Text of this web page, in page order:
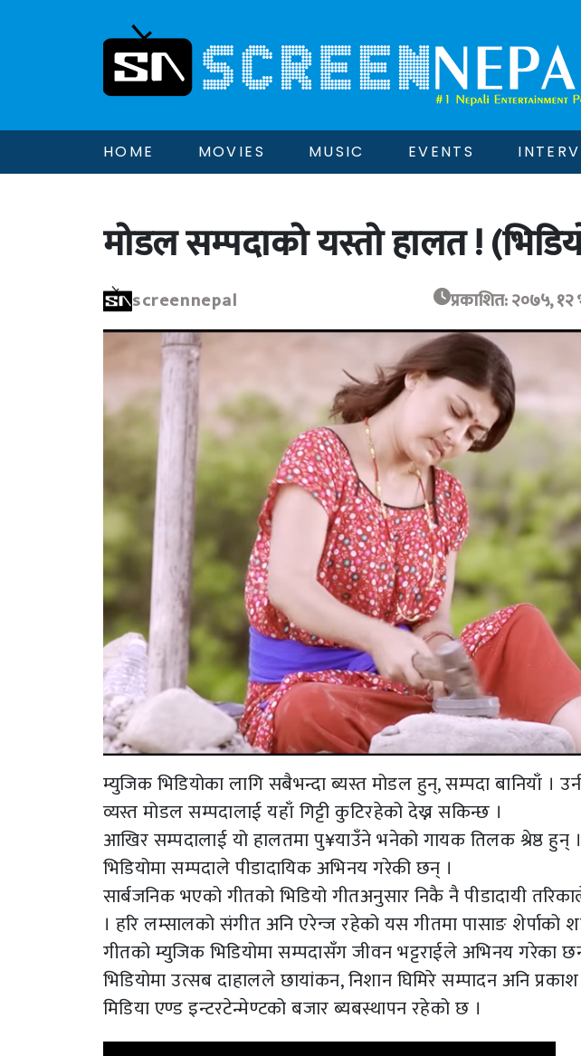
HOME MOVIES MUSIC EVENTS
मोडल सम्पदाको यस्तो हालत !
screennepal प्रकाशित: २०७५, १२
म्युजिक भिडियोका लागि सबैभन्दा ब्यस्त मोडल हुन्, सम्पदा बानियाँ ।
व्यस्त मोडल सम्पदालाई यहाँ गिट्टी कुटिरहेको देख्न सकिन्छ ।
आखिर सम्पदालाई यो हालतमा पु¥याउँने भनेको गायक तिलक श्रेष्ठ
भिडियोमा सम्पदाले पीडादायिक अभिनय गरेकी छन् ।
सार्बजनिक भएको गीतको भिडियो गीतअनुसार निकै नै पीडादायी
। हरि लम्सालको संगीत अनि एरेन्ज रहेको यस गीतमा पासाङ शेर्पाको
गीतको म्युजिक भिडियोमा सम्पदासँग जीवन भट्टराईले अभिनय गरेका
भिडियोमा उत्सब दाहालले छायांकन, निशान घिमिरे सम्पादन अनि
मिडिया एण्ड इन्टरटेन्मेण्टको बजार ब्यबस्थापन रहेको छ ।